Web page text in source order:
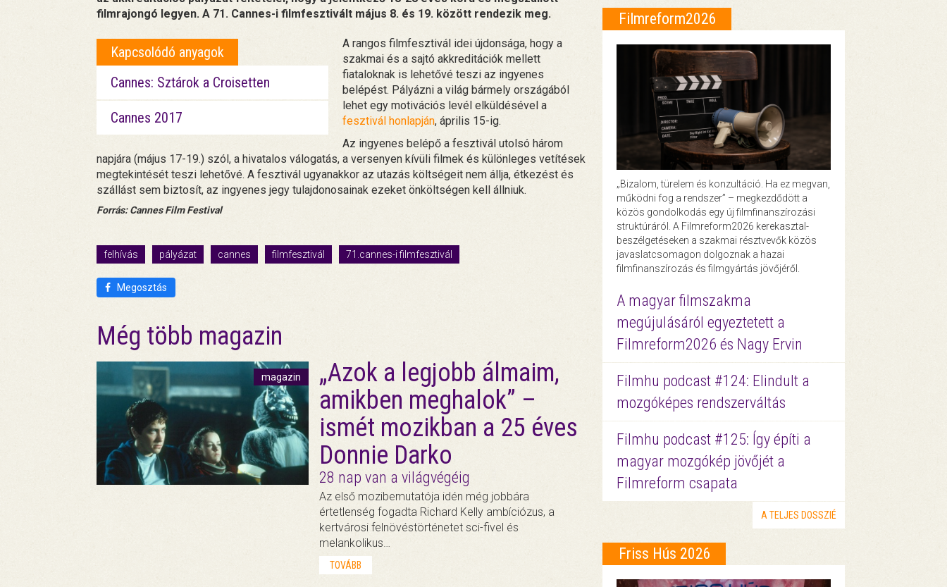
filmrajongó legyen. A 71. Cannes-i filmfesztivált május 8. és 19. között rendezik meg.
Kapcsolódó anyagok
Cannes: Sztárok a Croisetten
Cannes 2017
A rangos filmfesztivál idei újdonsága, hogy a
szakmai és a sajtó akkreditációk mellett
fiataloknak is lehetővé teszi az ingyenes
belépést. Pályázni a világ bármely országából
lehet egy motivációs levél elküldésével a
fesztivál honlapján, április 15-ig.
Az ingyenes belépő a fesztivál utolsó három
napjára (május 17-19.) szól, a hivatalos válogatás, a versenyen kívüli filmek és különleges vetítések
megtekintését teszi lehetővé. A fesztivál ugyanakkor az utazás költségeit nem állja, étkezést és
szállást sem biztosít, az ingyenes jegy tulajdonosainak ezeket önköltségen kell állniuk.
Forrás: Cannes Film Festival
felhívás pályázat cannes filmfesztivál 71.cannes-i filmfesztivál
Megosztás
Még több magazin
magazin
„Azok a legjobb álmaim,
amikben meghalok” –
ismét mozikban a 25 éves
Donnie Darko
28 nap van a világvégéig
Az első mozibemutatója idén még jobbára
értetlenség fogadta Richard Kelly ambíciózus, a
kertvárosi felnövéstörténetet sci-fivel és
melankolikus…
TOVÁBB
Filmreform2026
„Bizalom, türelem és konzultáció. Ha ez megvan,
működni fog a rendszer” – megkezdődött a
közös gondolkodás egy új filmfinanszírozási
struktúráról. A Filmreform2026 kerekasztal-
beszélgetéseken a szakmai résztvevők közös
javaslatcsomagon dolgoznak a hazai
filmfinanszírozás és filmgyártás jövőjéről.
A magyar filmszakma
megújulásáról egyeztetett a
Filmreform2026 és Nagy Ervin
Filmhu podcast #124: Elindult a
mozgóképes rendszerváltás
Filmhu podcast #125: Így építi a
magyar mozgókép jövőjét a
Filmreform csapata
A TELJES DOSSZIÉ
Friss Hús 2026